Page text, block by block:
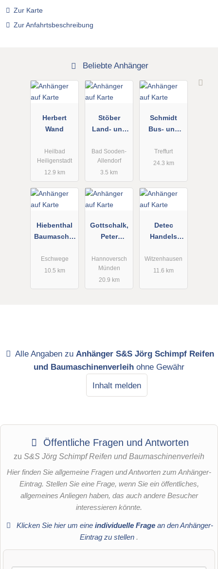
Zur Karte
Zur Anfahrtsbeschreibung
Beliebte Anhänger
Herbert
Wand
Heilbad
Heiligenstadt
12.9 km
Stöber
Land- und
ik
Werksvertret
ungen
Bad Sooden-
Allendorf
3.5 km
Schmidt
Bus- und
g GmbH
Treffurt
24.3 km
Hiebenthal
Baumaschin
ng
u.Transporte
Eschwege
10.5 km
Gottschalk,
Peter
envermietun
g
Hannoversch
Münden
20.9 km
Detec
Handels
Witzenhausen
11.6 km
Alle Angaben zu Anhänger S&S Jörg Schimpf Reifen
und Baumaschinenverleih ohne Gewähr
Inhalt melden
Öffentliche Fragen und Antworten
zu S&S Jörg Schimpf Reifen und Baumaschinenverleih
Hier finden Sie allgemeine Fragen und Antworten zum Anhänger-
Eintrag. Stellen Sie eine Frage, wenn Sie ein öffentliches,
allgemeines Anliegen haben, das auch andere Besucher
interessieren könnte.
Klicken Sie hier um eine individuelle Fragean den Anhänger-
Eintrag zu stellen .